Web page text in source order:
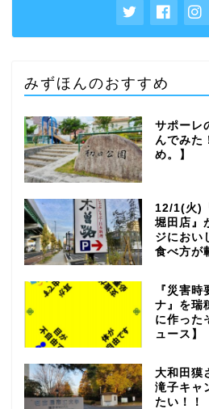
みずほんのおすすめ
サポーレ
んでみた
め。】
12/1(火)
堀田店』
ジにおい
食べ方が
『災害
ナ』を瑞
に作った
ュース】
大和田獏
滝子キャ
たい！！